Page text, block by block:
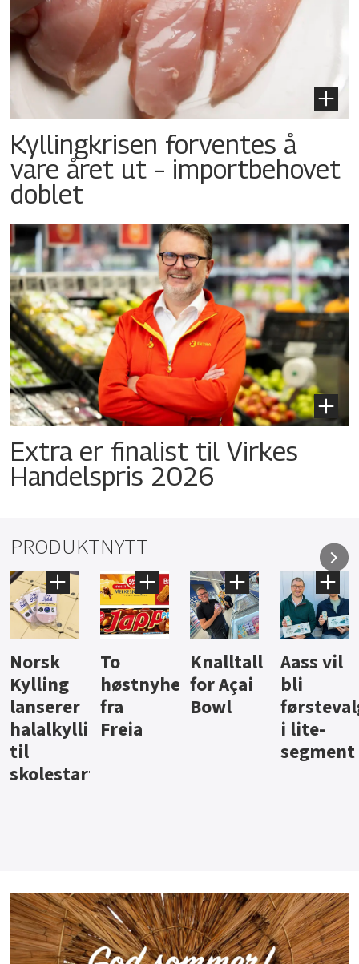
Kyllingkrisen forventes å
vare året ut – importbehovet
doblet
Extra er finalist til Virkes
Handelspris 2026
PRODUKTNYTT
Knalltall
for Açai
Bowl
Aass vil
bli
førstevalg
i lite-
Brus og
jus fra
Berentsen
Hard
iste fra
Hansa